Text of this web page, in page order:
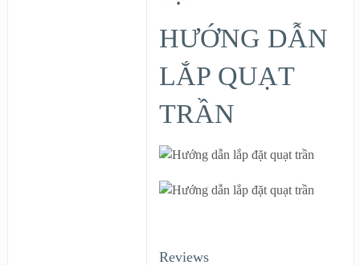
HƯỚNG DẪN
LẮP QUẠT
TRẦN
Reviews